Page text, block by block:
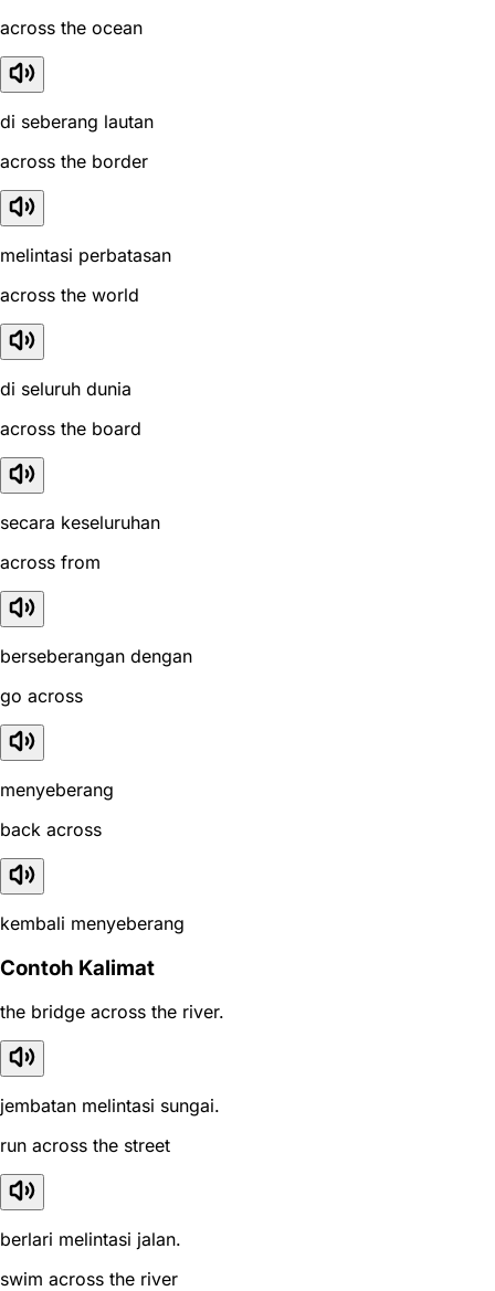
across the ocean
di seberang lautan
across the border
melintasi perbatasan
across the world
di seluruh dunia
across the board
secara keseluruhan
across from
berseberangan dengan
go across
menyeberang
back across
kembali menyeberang
Contoh Kalimat
the bridge across the river.
jembatan melintasi sungai.
run across the street
berlari melintasi jalan.
swim across the river